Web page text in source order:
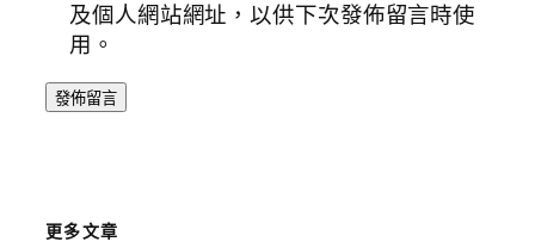
及個人網站網址，以供下次發佈留言時使
用。
更多文章